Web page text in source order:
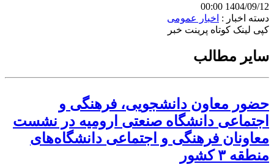
1404/09/12 00:00
دسته اخبار : اخبار عمومی
کپی لینک کوتاه پرینت خبر
سایر مطالب
حضور معاون دانشجویی، فرهنگی و
اجتماعی دانشگاه صنعتی ارومیه در نشست
معاونان فرهنگی و اجتماعی دانشگاه‌های
منطقه ۳ کشور